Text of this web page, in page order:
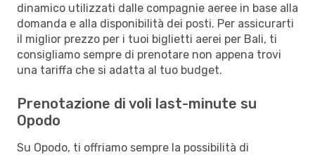
dinamico utilizzati dalle compagnie aeree in base alla
domanda e alla disponibilità dei posti. Per assicurarti
il miglior prezzo per i tuoi biglietti aerei per Bali, ti
consigliamo sempre di prenotare non appena trovi
una tariffa che si adatta al tuo budget.
Prenotazione di voli last-minute su
Opodo
Su Opodo, ti offriamo sempre la possibilità di